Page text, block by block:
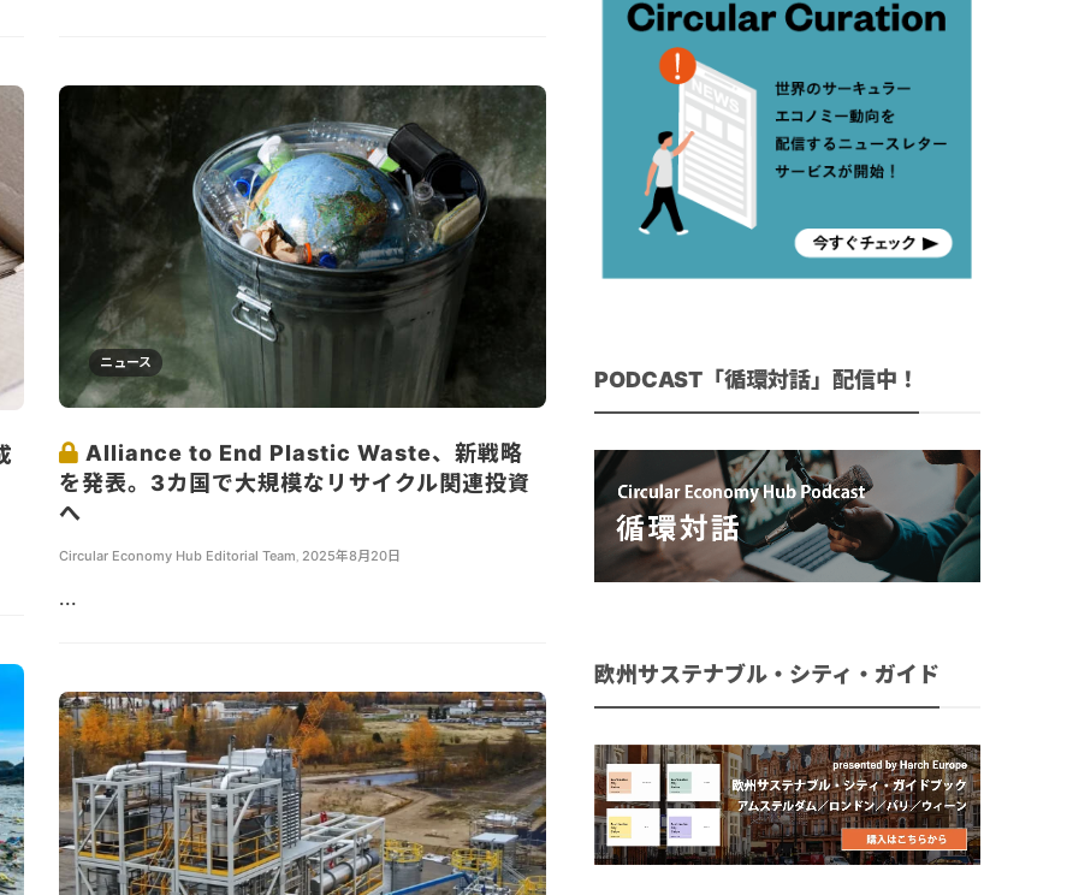
ニュース
Alliance to End Plastic Waste、新戦略
を発表。3カ国で大規模なリサイクル関連投資
へ
Circular Economy Hub Editorial Team, 2025年8月20日
...
PODCAST「循環対話」配信中！
欧州サステナブル・シティ・ガイド